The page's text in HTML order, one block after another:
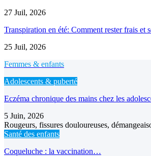
27 Juil, 2026
Transpiration en été: Comment rester frais et
25 Juil, 2026
Femmes & enfants
Adolescents & puberté
Eczéma chronique des mains chez les
5 Juin, 2026
Rougeurs, fissures douloureuses,
Santé des enfants
Coqueluche : la vaccination…